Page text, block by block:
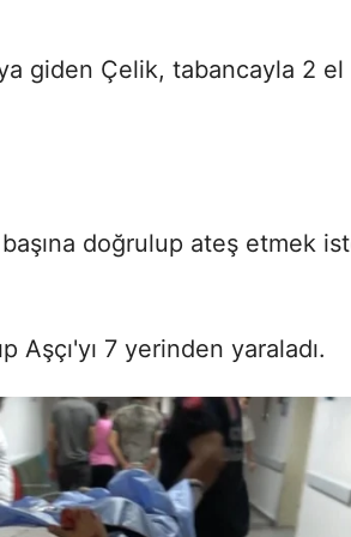
giden Çelik, tabancayla 2
doğrulup ateş etmek
Aşçı'yı 7 yerinden yaraladı.